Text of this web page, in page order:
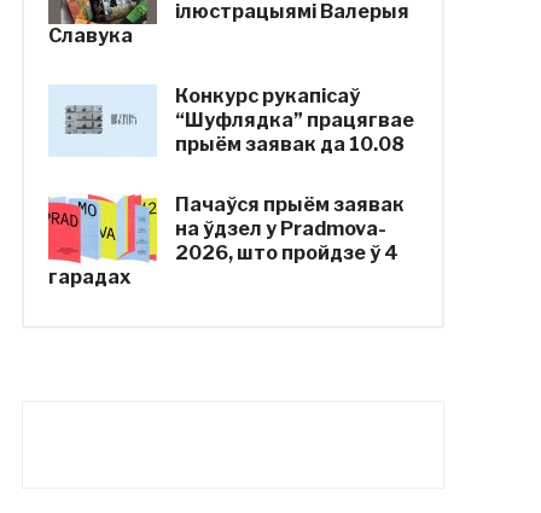
ілюстрацыямі Валерыя
Славука
Конкурс рукапісаў
“Шуфлядка” працягвае
прыём заявак да 10.08
Пачаўся прыём заявак
на ўдзел у Pradmova-
2026, што пройдзе ў 4
гарадах